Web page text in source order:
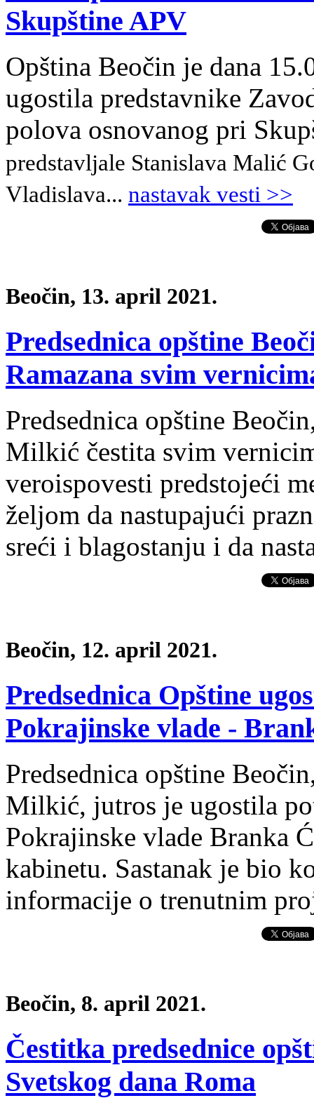
Skupštine APV
Opština Beočin je dana
ugostila predstavnike
polova osnovanog pri
predstavljale Stanislava Malić
Vladislava... nastavak vesti >>
Beočin, 13. april 2021.
Predsednica opštine
Ramazana svim
Predsednica opštine
Milkić čestita svim
veroispovesti predstojeći
željom da nastupajući
sreći i blagostanju i da
Beočin, 12. april 2021.
Predsednica Opštine
Pokrajinske vlade -
Predsednica opštine
Milkić, jutros je ugostila
Pokrajinske vlade Branka
kabinetu. Sastanak je bio
informacije o trenutnim
Beočin, 8. april 2021.
Čestitka predsednice
Svetskog dana Roma